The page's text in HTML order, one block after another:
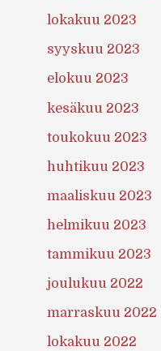
lokakuu 2023
syyskuu 2023
elokuu 2023
kesäkuu 2023
toukokuu 2023
huhtikuu 2023
maaliskuu 2023
helmikuu 2023
tammikuu 2023
joulukuu 2022
marraskuu 2022
lokakuu 2022